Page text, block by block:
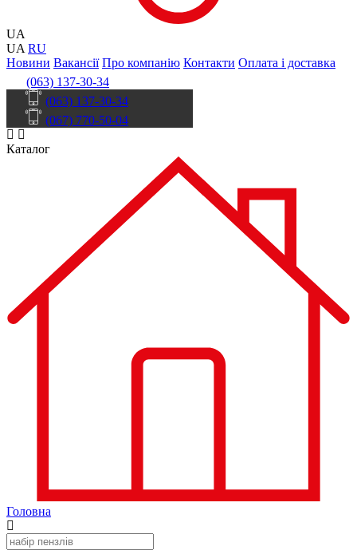
UA
UA RU
Новини Вакансії Про компанію Контакти Оплата і доставка
(063) 137-30-34
(063) 137-30-34
(067) 770-50-04
Каталог
Головна